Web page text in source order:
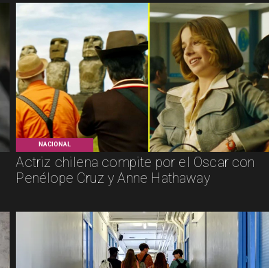
NACIONAL
Actriz chilena compite por el Oscar con
Penélope Cruz y Anne Hathaway